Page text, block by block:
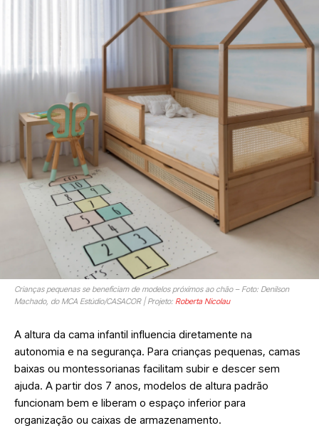
Crianças pequenas se beneficiam de modelos próximos ao chão – Foto: Denilson
Machado, do MCA Estúdio/CASACOR | Projeto: Roberta Nicolau
A altura da cama infantil influencia diretamente na
autonomia e na segurança. Para crianças pequenas, camas
baixas ou montessorianas facilitam subir e descer sem
ajuda. A partir dos 7 anos, modelos de altura padrão
funcionam bem e liberam o espaço inferior para
organização ou caixas de armazenamento.